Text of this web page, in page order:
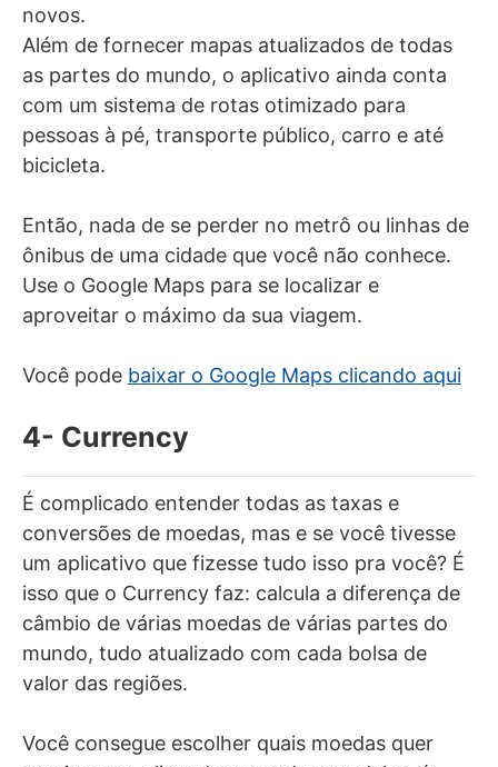
novos.
Além de fornecer mapas atualizados de todas
as partes do mundo, o aplicativo ainda conta
com um sistema de rotas otimizado para
pessoas à pé, transporte público, carro e até
bicicleta.
Então, nada de se perder no metrô ou linhas de
ônibus de uma cidade que você não conhece.
Use o Google Maps para se localizar e
aproveitar o máximo da sua viagem.
Você pode baixar o Google Maps clicando aqui
4- Currency
É complicado entender todas as taxas e
conversões de moedas, mas e se você tivesse
um aplicativo que fizesse tudo isso pra você? É
isso que o Currency faz: calcula a diferença de
câmbio de várias moedas de várias partes do
mundo, tudo atualizado com cada bolsa de
valor das regiões.
Você consegue escolher quais moedas quer